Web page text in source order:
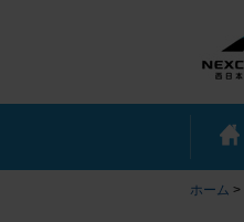
ホーム >